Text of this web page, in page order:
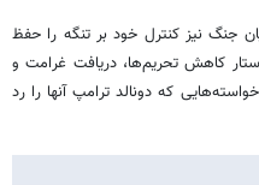
جنگ نیز کنترل خود بر تنگه را حفظ
کاهش تحریم‌ها، دریافت غرامت و
که دونالد ترامپ آنها را رد